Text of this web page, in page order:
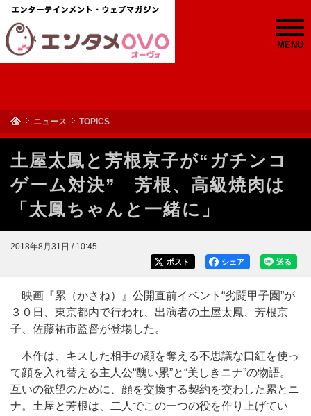
MENU
ニュース TOPICS
土屋太鳳と芳根京子が“ガチンコ
ゲーム対決” 芳根、高級焼肉は
「太鳳ちゃんと一緒に」
2018年8月31日 / 10:45
送る
シェア
ポスト
映画『累（かさね）』公開直前イベント“劣闘甲子園”が
３０日、東京都内で行われ、出演者の土屋太鳳、芳根京
子、佐藤祐市監督が登場した。
本作は、キスした相手の顔を奪える不思議な口紅を使っ
て顔を入れ替える主人公“醜い累”と“美しきニナ”の物語。
互いの欲望のために、顔を交換する契約を交わした累とニ
ナ。土屋と芳根は、二人でこの一つの役を作り上げてい